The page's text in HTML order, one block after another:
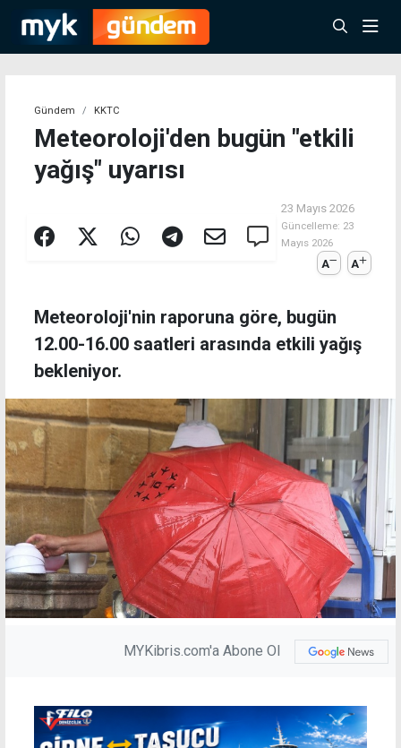
Gündem KKTC
Meteoroloji'den bugün "etkili
yağış" uyarısı
23 Mayıs 2026
Güncelleme: 23
Mayıs 2026
A A
Meteoroloji'nin raporuna göre, bugün
12.00-16.00 saatleri arasında etkili yağış
bekleniyor.
MYKibris.com'a Abone Ol